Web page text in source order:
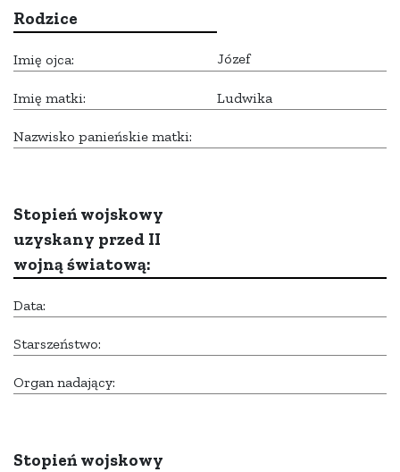
Rodzice
Imię ojca: Józef
Imię matki: Ludwika
Nazwisko panieńskie matki:
Stopień wojskowy
uzyskany przed II
wojną światową:
Data:
Starszeństwo:
Organ nadający:
Stopień wojskowy